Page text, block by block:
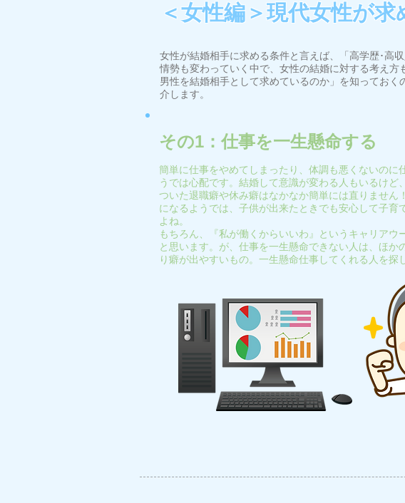
＜女性編＞現代女性が
女性が結婚相手に求める条件と言えば、「高学歴･高
情勢も変わっていく中で、女性の結婚に対する考え
男性を結婚相手として求めているのか」を知ってお
介します。
その1：仕事を一生懸命する
簡単に仕事をやめてしまったり、体調も悪くないのに
うでは心配です。結婚して意識が変わる人もいるけど
ついた退職癖や休み癖はなかなか簡単には直りません
になるようでは、子供が出来たときでも安心して子育
よね。
もちろん、『私が働くからいいわ』というキャリアウ
と思います。が、仕事を一生懸命できない人は、ほか
り癖が出やすいもの。一生懸命仕事してくれる人を探